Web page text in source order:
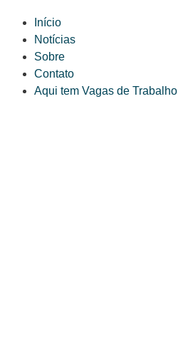
Início
Notícias
Sobre
Contato
Aqui tem Vagas de Trabalho